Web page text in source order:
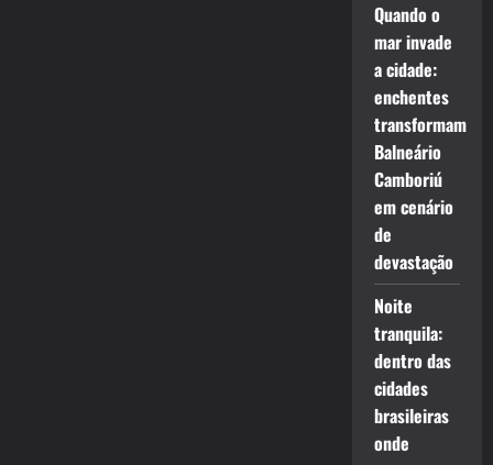
Quando o
mar invade
a cidade:
enchentes
transformam
Balneário
Camboriú
em cenário
de
devastação
Noite
tranquila:
dentro das
cidades
brasileiras
onde